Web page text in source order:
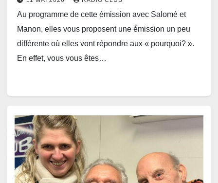
Au programme de cette émission avec Salomé et
Manon, elles vous proposent une émission un peu
différente où elles vont répondre aux « pourquoi? ».
En effet, vous vous êtes…